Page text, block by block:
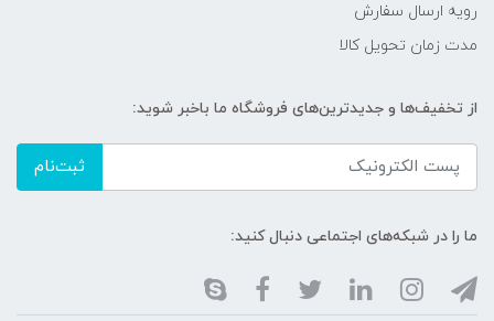
رویه ارسال سفارش
مدت زمان تحویل کالا
از تخفیف‌ها و جدیدترین‌های فروشگاه ما باخبر شوید:
ثبت‌نام
ما را در شبکه‌های اجتماعی دنبال کنید: